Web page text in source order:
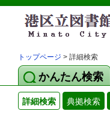
トップページ > 詳細検索
かんたん検索
詳細検索 典拠検索